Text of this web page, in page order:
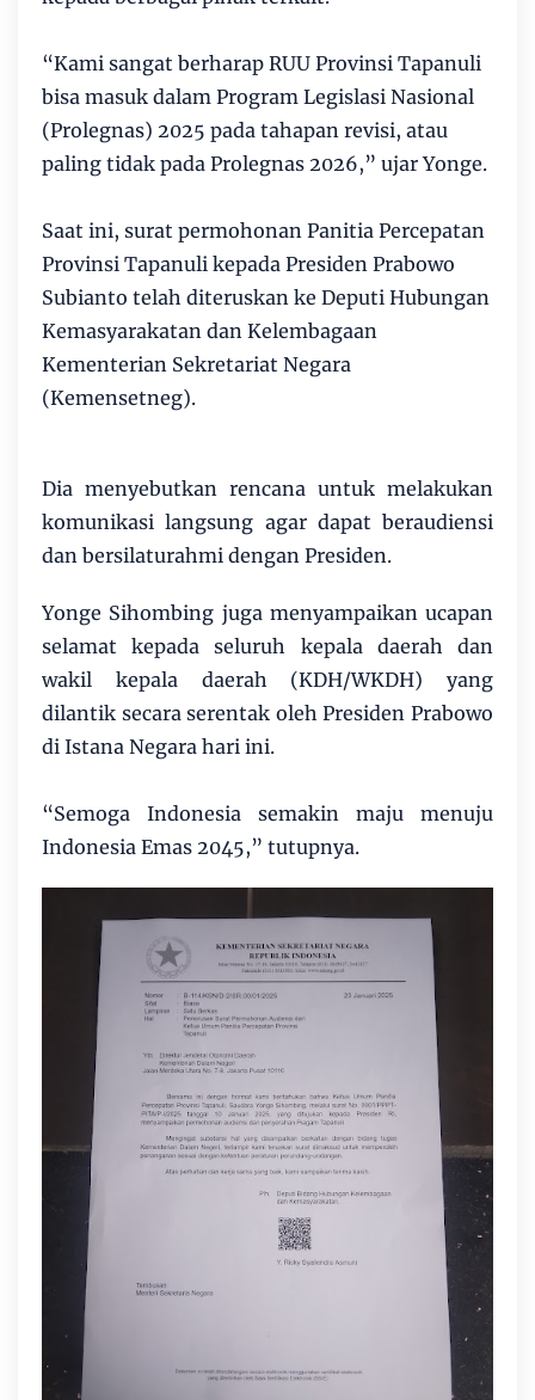
“Kami sangat berharap RUU Provinsi Tapanuli
bisa masuk dalam Program Legislasi Nasional
(Prolegnas) 2025 pada tahapan revisi, atau
paling tidak pada Prolegnas 2026,” ujar Yonge.
Saat ini, surat permohonan Panitia Percepatan
Provinsi Tapanuli kepada Presiden Prabowo
Subianto telah diteruskan ke Deputi Hubungan
Kemasyarakatan dan Kelembagaan
Kementerian Sekretariat Negara
(Kemensetneg).
Dia menyebutkan rencana untuk melakukan
komunikasi langsung agar dapat beraudiensi
dan bersilaturahmi dengan Presiden.
Yonge Sihombing juga menyampaikan ucapan
selamat kepada seluruh kepala daerah dan
wakil kepala daerah (KDH/WKDH) yang
dilantik secara serentak oleh Presiden Prabowo
di Istana Negara hari ini.
“Semoga Indonesia semakin maju menuju
Indonesia Emas 2045,” tutupnya.